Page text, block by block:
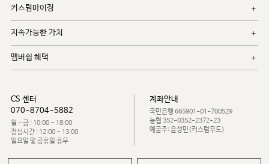
커스텀마이징
지속가능한 가치
멤버쉽 혜택
CS 센터
070-8704-5882
월 - 금 : 10:00 ~ 18:00
점심시간 : 12:00 ~ 13:00
일요일 및 공휴일 휴무
계좌안내
국민은행 665901-01-700529
농협 352-0352-2372-23
예금주: 윤성민(커스텀무드)